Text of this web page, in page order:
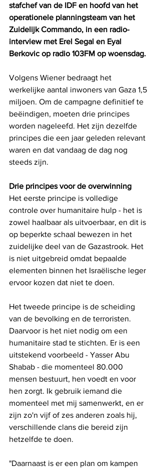
stafchef van de IDF en hoofd van het
operationele planningsteam van het
Zuidelijk Commando, in een radio-
interview met Erel Segal en Eyal
Berkovic op radio 103FM op woensdag.
Volgens Wiener bedraagt het
werkelijke aantal inwoners van Gaza 1,5
miljoen. Om de campagne definitief te
beëindigen, moeten drie principes
worden nageleefd. Het zijn dezelfde
principes die een jaar geleden relevant
waren en dat vandaag de dag nog
steeds zijn.
Drie principes voor de overwinning
Het eerste principe is volledige
controle over humanitaire hulp - het is
zowel haalbaar als uitvoerbaar, en dit is
op beperkte schaal bewezen in het
zuidelijke deel van de Gazastrook. Het
is niet uitgebreid omdat bepaalde
elementen binnen het Israëlische leger
ervoor kozen dat niet te doen.
Het tweede principe is de scheiding
van de bevolking en de terroristen.
Daarvoor is het niet nodig om een
humanitaire stad te stichten. Er is een
uitstekend voorbeeld - Yasser Abu
Shabab - die momenteel 80.000
mensen bestuurt, hen voedt en voor
hen zorgt. Ik gebruik iemand die
momenteel met mij samenwerkt, en er
zijn zo'n vijf of zes anderen zoals hij,
verschillende clans die bereid zijn
hetzelfde te doen.
"Daarnaast is er een plan om kampen